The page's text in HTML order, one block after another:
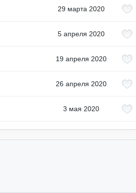
29 марта 2020
5 апреля 2020
19 апреля 2020
26 апреля 2020
3 мая 2020